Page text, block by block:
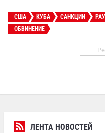
ЛЕНТА НОВОСТЕЙ
США КУБА САНКЦИИ
ОБВИНЕНИЕ